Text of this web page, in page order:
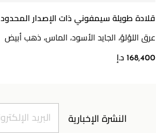
قلادة طويلة سيمفوني ذات الإصدار المحدود
عرق اللؤلؤ، الجايد الأسود، الماس، ذهب أبيض
168,400 د.إ
النشرة الإخبارية